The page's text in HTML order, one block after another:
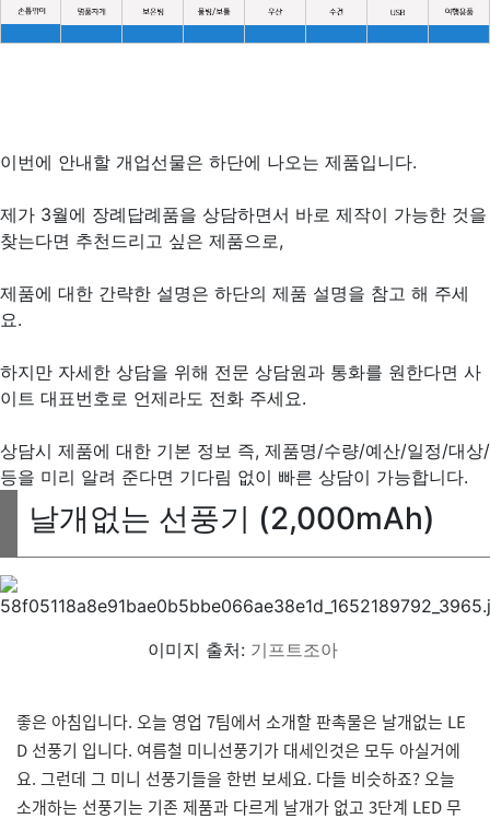
이번에 안내할 개업선물은 하단에 나오는 제품입니다.
제가 3월에 장례답례품을 상담하면서 바로 제작이 가능한 것을
찾는다면 추천드리고 싶은 제품으로,
제품에 대한 간략한 설명은 하단의 제품 설명을 참고 해 주세
요.
하지만 자세한 상담을 위해 전문 상담원과 통화를 원한다면 사
이트 대표번호로 언제라도 전화 주세요.
상담시 제품에 대한 기본 정보 즉, 제품명/수량/예산/일정/대상/
등을 미리 알려 준다면 기다림 없이 빠른 상담이 가능합니다.
날개없는 선풍기 (2,000mAh)
이미지 출처: 기프트조아
좋은 아침입니다. 오늘 영업 7팀에서 소개할 판촉물은 날개없는 LE
D 선풍기 입니다. 여름철 미니선풍기가 대세인것은 모두 아실거에
요. 그런데 그 미니 선풍기들을 한번 보세요. 다들 비슷하죠? 오늘
소개하는 선풍기는 기존 제품과 다르게 날개가 없고 3단계 LED 무